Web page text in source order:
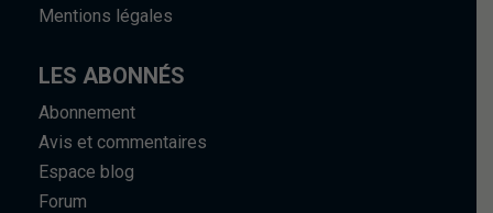
Mentions légales
LES ABONNÉS
Abonnement
Avis et commentaires
Espace blog
Forum